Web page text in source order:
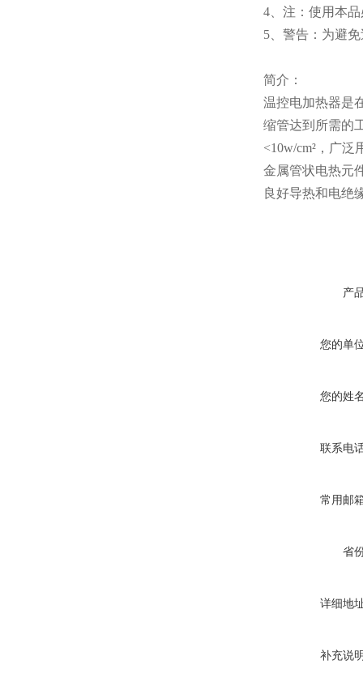
4、注：使用本
5、警告：为避
简介：
温控电加热器是
缩管达到所需的
<10w/cm²，广
金属管状电热元
良好导热和电绝
产
您的单
您的姓
联系电
常用邮
省
详细地
补充说